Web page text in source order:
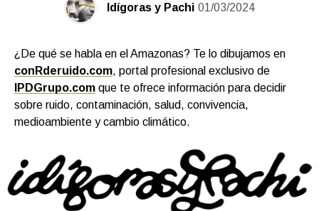
Idígoras y Pachi 01/03/2024
¿De qué se habla en el Amazonas? Te lo dibujamos en
conRderuido.com, portal profesional exclusivo de
IPDGrupo.com que te ofrece información para decidir
sobre ruido, contaminación, salud, convivencia,
medioambiente y cambio climático.